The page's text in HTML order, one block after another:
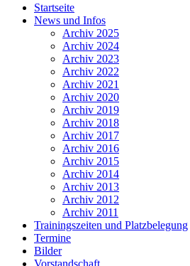
Startseite
News und Infos
Archiv 2025
Archiv 2024
Archiv 2023
Archiv 2022
Archiv 2021
Archiv 2020
Archiv 2019
Archiv 2018
Archiv 2017
Archiv 2016
Archiv 2015
Archiv 2014
Archiv 2013
Archiv 2012
Archiv 2011
Trainingszeiten und Platzbelegung
Termine
Bilder
Vorstandschaft